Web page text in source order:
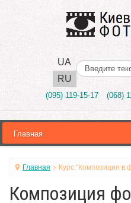
UA
RU
Поиск..
(095) 119-15-17 (068)
Главная Курс "Композиция в
Композиция